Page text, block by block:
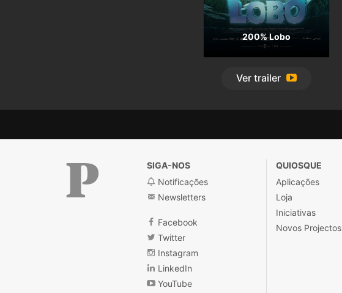
200% Lobo
Ver trailer
Público
SIGA-NOS
Notificações
Newsletters
Facebook
Twitter
Instagram
LinkedIn
YouTube
QUIOSQUE
Aplicações
Loja
Iniciativas
Novos Projectos